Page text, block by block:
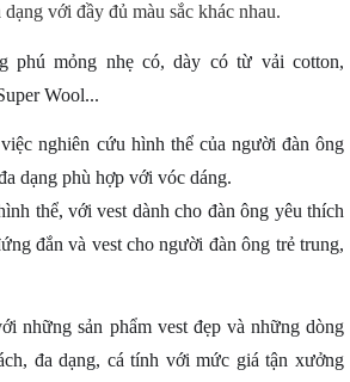
với đầy đủ màu sắc khác nhau.
phú mỏng nhẹ có, dày có từ vải cotton,
Wool...
nghiên cứu hình thể của người đàn ông
dạng phù hợp với vóc dáng.
thể, với vest dành cho đàn ông yêu thích
đắn và vest cho người đàn ông trẻ trung,
những sản phẩm vest đẹp và những dòng
đa dạng, cá tính với mức giá tận xưởng